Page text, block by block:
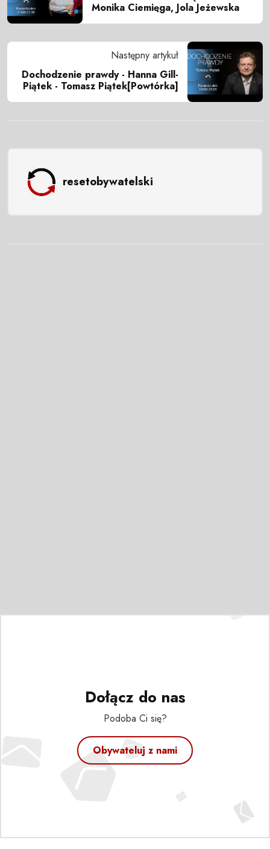
Monika Ciemięga, Jola Jeżewska
Następny artykuł
Dochodzenie prawdy - Hanna Gill-
Piątek - Tomasz Piątek[Powtórka]
resetobywatelski
Dołącz do nas
Podoba Ci się?
Obywateluj z nami